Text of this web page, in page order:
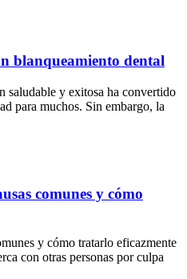
blanqueamiento dental
saludable y exitosa ha convertido
para muchos. Sin embargo, la
comunes y cómo
y cómo tratarlo eficazmente
con otras personas por culpa